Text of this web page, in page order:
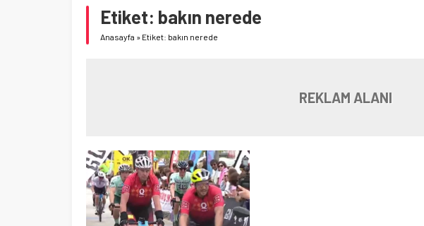
Etiket: bakın nerede
Anasayfa » Etiket: bakın nerede
REKLAM ALANI